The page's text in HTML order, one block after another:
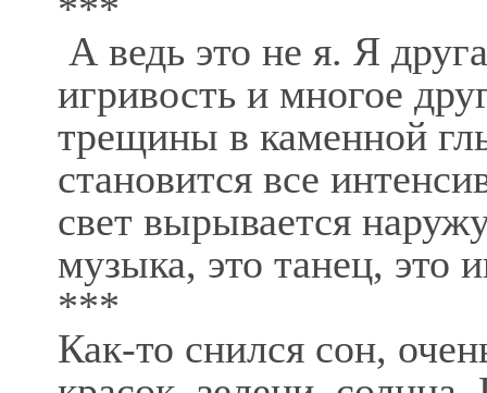
А ведь это не я. Я
игривость и многое
трещины в каменной
становится все
свет вырывается
музыка, это танец, это
***
Как-то снился сон,